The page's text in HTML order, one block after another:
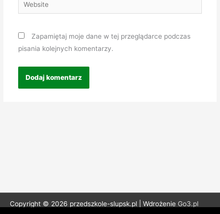
Zapamiętaj moje dane w tej przeglądarce podczas
pisania kolejnych komentarzy.
Copyright © 2026 przedszkole-slupsk.pl | Wdrożenie Go3.pl